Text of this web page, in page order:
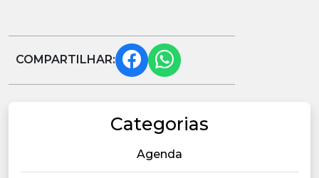
COMPARTILHAR:
Categorias
Agenda